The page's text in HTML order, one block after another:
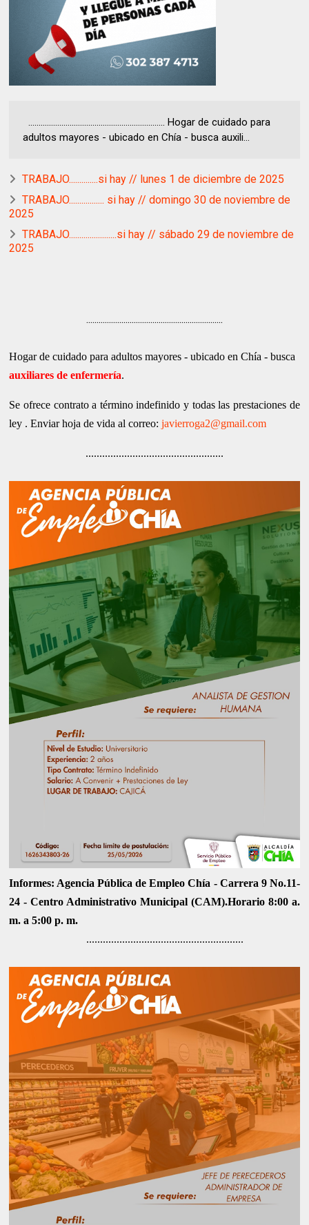
.................................................................. Hogar de cuidado para
adultos mayores - ubicado en Chía - busca auxili...
TRABAJO..............si hay // lunes 1 de diciembre de 2025
TRABAJO................. si hay // domingo 30 de noviembre de
2025
TRABAJO.......................si hay // sábado 29 de noviembre de
2025
..................................................................
Hogar de cuidado para adultos mayores - ubicado en Chía - busca
auxiliares de enfermería.
Se ofrece contrato a término indefinido y todas las prestaciones de
ley . Enviar hoja de vida al correo: javierroga2@gmail.com
..................................................
Informes: Agencia Pública de Empleo Chía - Carrera 9 No.11-
24 - Centro Administrativo Municipal (CAM).Horario 8:00 a.
m. a 5:00 p. m.
.........................................................